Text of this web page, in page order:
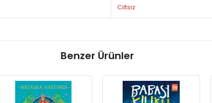
Ciltsiz
Benzer Ürünler